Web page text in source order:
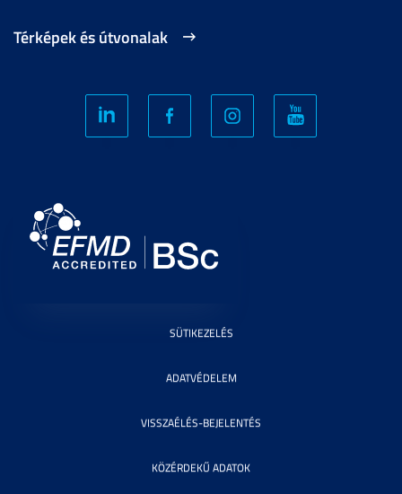
Térképek és útvonalak
SÜTIKEZELÉS
ADATVÉDELEM
VISSZAÉLÉS-BEJELENTÉS
KÖZÉRDEKŰ ADATOK